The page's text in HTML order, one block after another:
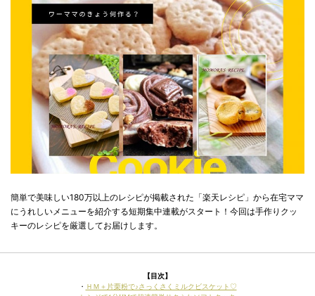
簡単で美味しい180万以上のレシピが掲載された「楽天レシピ」から在宅ママ
にうれしいメニューを紹介する短期集中連載がスタート！今回は手作りクッ
キーのレシピを厳選してお届けします。
【目次】
・ ＨＭ＋片栗粉で♪さっくさくミルクビスケット♡